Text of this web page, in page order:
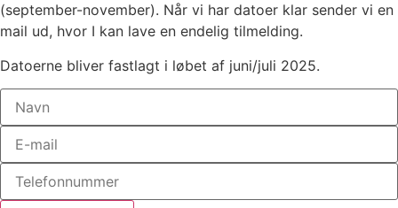
(september-november). Når vi har datoer klar sender vi en
mail ud, hvor I kan lave en endelig tilmelding.
Datoerne bliver fastlagt i løbet af juni/juli 2025.